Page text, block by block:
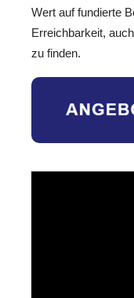
Wert auf fundierte
Erreichbarkeit,
zu finden.